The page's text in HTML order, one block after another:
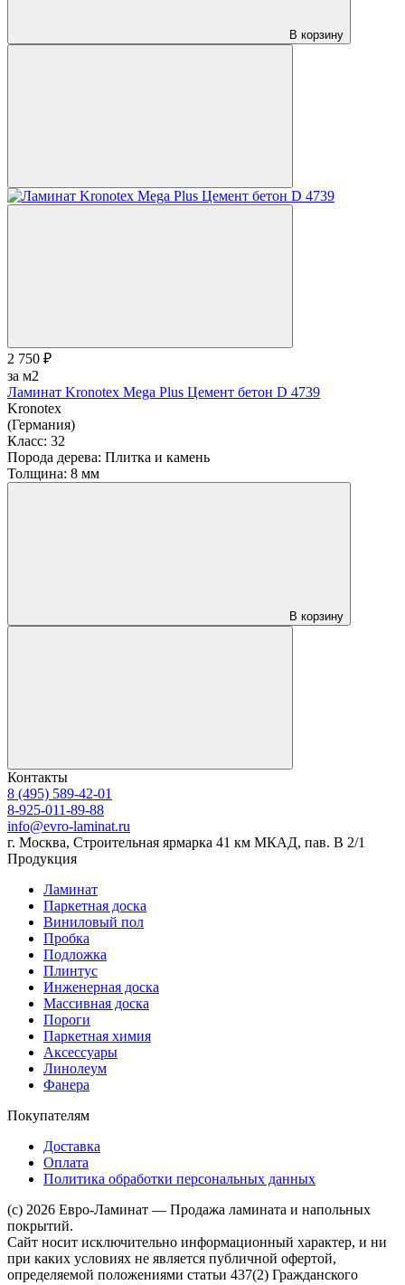
В корзину
2 750 ₽
за м2
Ламинат Kronotex Mega Plus Цемент бетон D 4739
Kronotex
(Германия)
Класс: 32
Порода дерева: Плитка и камень
Толщина: 8 мм
В корзину
Контакты
8 (495) 589-42-01
8-925-011-89-88
info@evro-laminat.ru
г. Москва, Строительная ярмарка 41 км МКАД, пав. В 2/1
Продукция
Ламинат
Паркетная доска
Виниловый пол
Пробка
Подложка
Плинтус
Инженерная доска
Массивная доска
Пороги
Паркетная химия
Аксессуары
Линолеум
Фанера
Покупателям
Доставка
Оплата
Политика обработки персональных данных
(c) 2026 Евро-Ламинат — Продажа ламината и напольных
покрытий.
Сайт носит исключительно информационный характер, и ни
при каких условиях не является публичной офертой,
определяемой положениями статьи 437(2) Гражданского